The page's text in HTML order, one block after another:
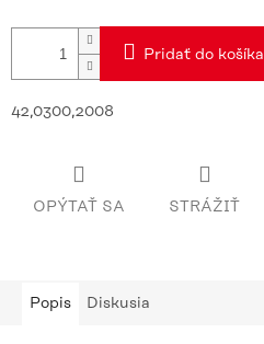
Pridať do košíka
42,0300,2008
OPÝTAŤ SA STRÁŽIŤ
Popis Diskusia